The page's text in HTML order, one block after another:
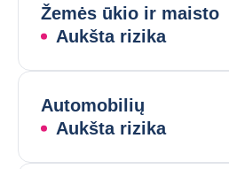
Žemės ūkio ir maisto
Aukšta rizika
Automobilių
Aukšta rizika